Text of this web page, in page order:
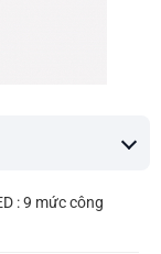
: 9 mức công